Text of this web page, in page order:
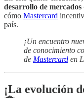
desarrollo de mercados
cómo Mastercard
país.
¡Un encuentro
de conocimiento
de Mastercard en
¡La evolución